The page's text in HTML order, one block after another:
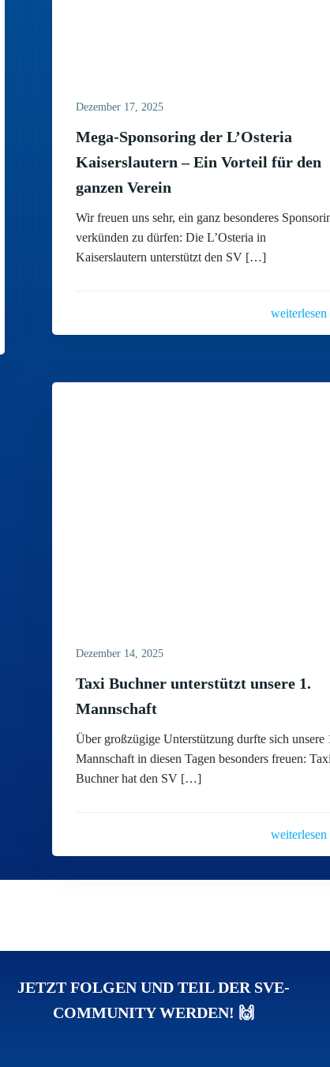
Dezember 17, 2025
Mega-Sponsoring der L’Osteria
Kaiserslautern – Ein Vorteil für den
ganzen Verein
Wir freuen uns sehr, ein ganz besonderes
verkünden zu dürfen: Die L’Osteria in
Kaiserslautern unterstützt den SV […]
weiterlesen
Dezember 14, 2025
Taxi Buchner unterstützt unsere 1.
Mannschaft
Über großzügige Unterstützung durfte sich unsere
Mannschaft in diesen Tagen besonders freuen:
Buchner hat den SV […]
weiterlesen
JETZT FOLGEN UND TEIL DER SVE-
COMMUNITY WERDEN! 🙌